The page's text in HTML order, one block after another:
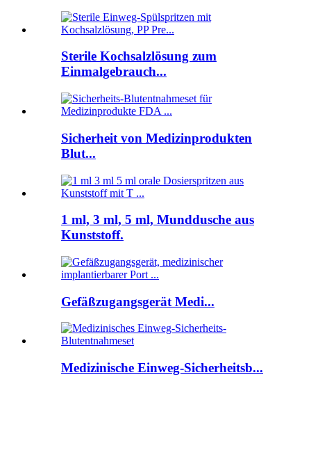
Sterile Kochsalzlösung zum
Einmalgebrauch...
Sicherheit von Medizinprodukten
Blut...
1 ml, 3 ml, 5 ml, Munddusche aus
Kunststoff.
Gefäßzugangsgerät Medi...
Medizinische Einweg-Sicherheitsb...